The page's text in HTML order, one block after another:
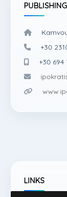
+30
+30 694
LINKS